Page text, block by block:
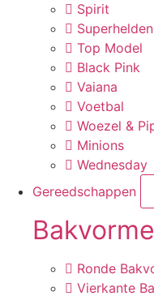
Spirit
Superhelden
Top Model
Black Pink
Vaiana
Voetbal
Woezel &
Minions
Wednesday
Gereedschappen
Ronde
Vierkante